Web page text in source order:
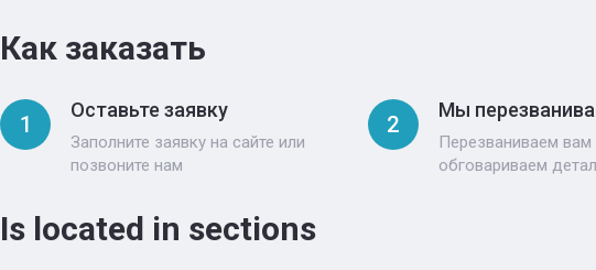
Как заказать
1
Оставьте заявку
Заполните заявку на сайте или
позвоните нам
2
Мы
Перезваниваем вам
обговариваем
Is located in sections